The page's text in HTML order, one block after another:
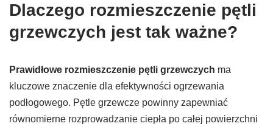
Dlaczego rozmieszczenie pętli
grzewczych jest tak ważne?
Prawidłowe rozmieszczenie pętli grzewczych ma
kluczowe znaczenie dla efektywności ogrzewania
podłogowego. Pętle grzewcze powinny zapewniać
równomierne rozprowadzanie ciepła po całej powierzchni